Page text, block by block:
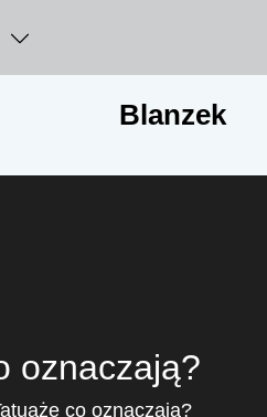
Blanzek
oznaczają?
co oznaczają?